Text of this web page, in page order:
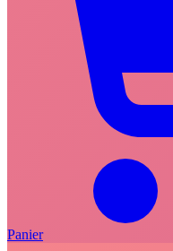
Panier